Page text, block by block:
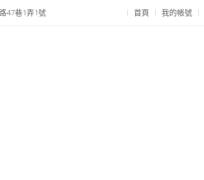
47巷1弄1號 首頁 我的帳號